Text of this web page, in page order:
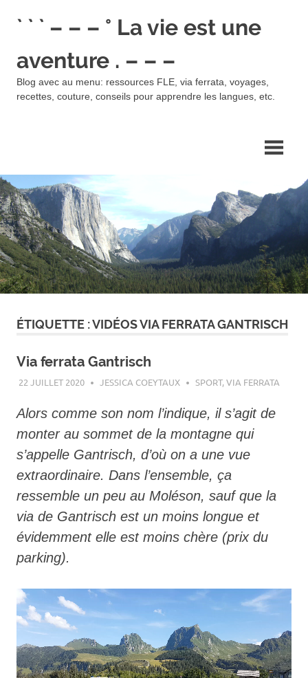
` ` ` – – – ° La vie est une
aventure . – – –
Blog avec au menu: ressources FLE, via ferrata, voyages,
recettes, couture, conseils pour apprendre les langues, etc.
ÉTIQUETTE :VIDÉOS VIA FERRATA GANTRISCH
Via ferrata Gantrisch
22 JUILLET 2020 JESSICA COEYTAUX SPORT,VIA FERRATA
Alors comme son nom l’indique, il s’agit de
monter au sommet de la montagne qui
s’appelle Gantrisch, d’où on a une vue
extraordinaire. Dans l’ensemble, ça
ressemble un peu au Moléson, sauf que la
via de Gantrisch est un moins longue et
évidemment elle est moins chère (prix du
parking).